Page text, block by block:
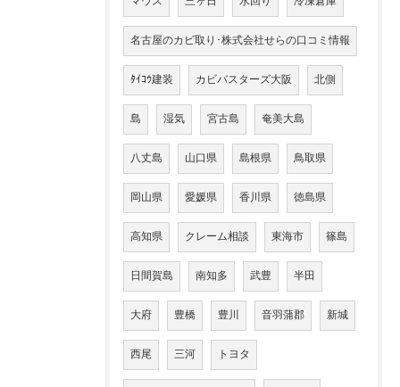
名古屋のカビ取り･株式会社せらの口コミ情報
ﾀｲｺｳ建装 カビバスターズ大阪 北側
島 湿気 宮古島 奄美大島
八丈島 山口県 島根県 鳥取県
岡山県 愛媛県 香川県 徳島県
高知県 クレーム相談 東海市 篠島
日間賀島 南知多 武豊 半田
大府 豊橋 豊川 音羽蒲郡 新城
西尾 三河 トヨタ